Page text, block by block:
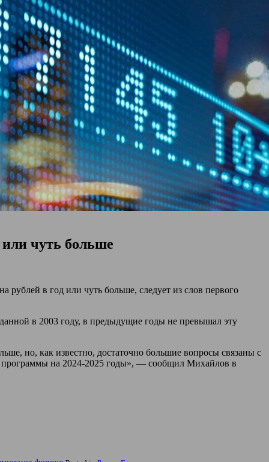
чуть больше
в год или чуть больше, следует из слов первого
в 2003 году, в предыдущие годы не превышал эту
но, как известно, достаточно большие вопросы связаны с
программы на 2024-2025 годы», — сообщил Михайлов в